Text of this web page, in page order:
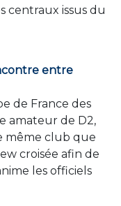
centraux issus du
entre
de France des
amateur de D2,
même club que
croisée afin de
les officiels